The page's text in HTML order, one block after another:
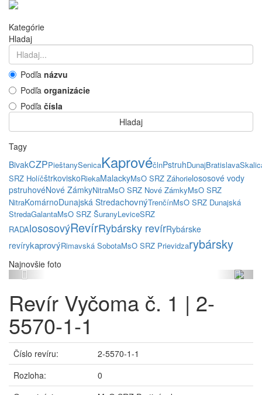
Kategórie
Hladaj
Podľa názvu
Podľa organizácie
Podľa čísla
Hladaj
Tagy
BivakCZPPieštanySenicaKaprovéčlnPstruhDunajBratislava
SRZ HolíčštrkoviskoRiekaMalackyMsO SRZ Záhorielososové vody
pstruhovéNové ZámkyNitraMsO SRZ Nové ZámkyMsO SRZ
NitraKomárnoDunajská StredachovnýTrenčínMsO SRZ Dunajská
StredaGalantaMsO SRZ ŠuranyLeviceSRZ
RADAlososovýRevírRybársky revírRybárske
revírykaprovýRimavská SobotaMsO SRZ Prievidzarybársky
Najnovšie foto
Previous Next
Revír Vyčoma č. 1 | 2-
5570-1-1
Číslo revíru:
2-5570-1-1
Rozloha:
0